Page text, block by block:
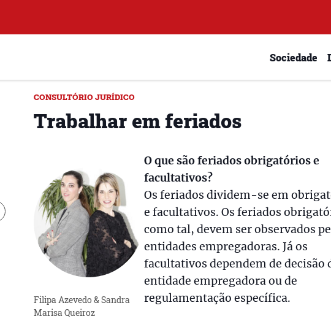
Sociedade
CONSULTÓRIO JURÍDICO
Trabalhar em feriados
Filipa Azevedo & Sandra
Marisa Queiroz
O que são feriados obrigatórios e
facultativos?
Os feriados dividem-se em
e facultativos. Os feriados
como tal, devem ser observados
entidades empregadoras. Já os
facultativos dependem de decisão
entidade empregadora ou de
regulamentação específica.